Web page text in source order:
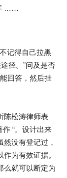
……
记得自己拉黑
径。”问及是否
回答，然后挂
陈松涛律师表
“。设计出来
没有登记过，
为有效证据。
么就可以断定为